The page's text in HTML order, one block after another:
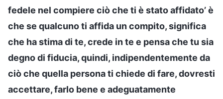
fedele nel compiere ciò che ti è stato affidato’ è
che se qualcuno ti affida un compito, significa
che ha stima di te, crede in te e pensa che tu sia
degno di fiducia, quindi, indipendentemente da
ciò che quella persona ti chiede di fare, dovresti
accettare, farlo bene e adeguatamente